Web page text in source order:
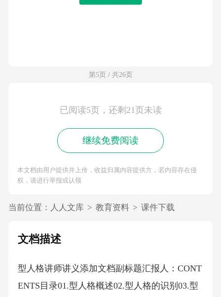
第5页 / 共26页
已阅读5页，还剩21页未读
继续免费阅读
本文档由用户提供并上传，收益归属内容提供方，若内容存在侵
权，请进行举报或认领
当前位置： 人人文库 > 教育资料 > 课件下载
文档描述
型人格讲师讲义添加文档副标题汇报人：CONT
ENTS目录01.型人格概述02.型人格的识别03.型